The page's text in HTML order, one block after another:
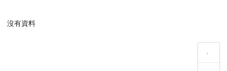
沒有資料
‹